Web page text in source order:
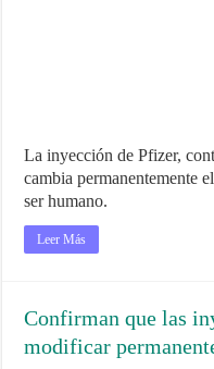
La inyección de Pfizer,
cambia permanentemente
ser humano.
Leer Más
Confirman que las
modificar